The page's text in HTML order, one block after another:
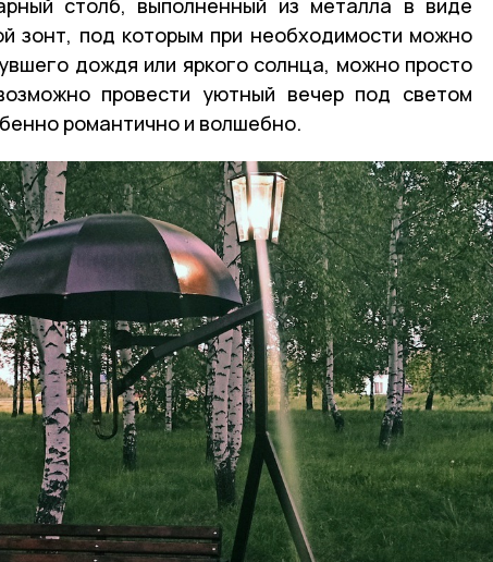
зонт, под которым при необходимости можно
дождя или яркого солнца, можно просто
провести уютный вечер под светом
романтично и волшебно.